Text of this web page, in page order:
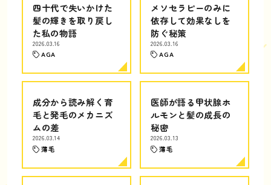
四十代で失いかけた
髪の輝きを取り戻し
た私の物語
2026.03.16
AGA
メソセラピーのみに
依存して効果なしを
防ぐ秘策
2026.03.16
AGA
成分から読み解く育
毛と発毛のメカニズ
ムの差
2026.03.14
薄毛
医師が語る甲状腺ホ
ルモンと髪の成長の
秘密
2026.03.13
薄毛